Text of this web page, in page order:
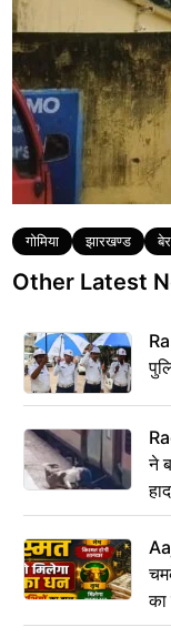
Tags
गोमिया झारखण्ड
Other Latest
ने
का